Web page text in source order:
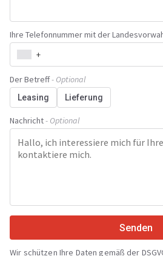
Ihre Telefonnummer mit der
+
Der Betreff- Optional
Leasing Lieferung
Nachricht- Optional
Senden
Wir schützen Ihre Daten gemäß der